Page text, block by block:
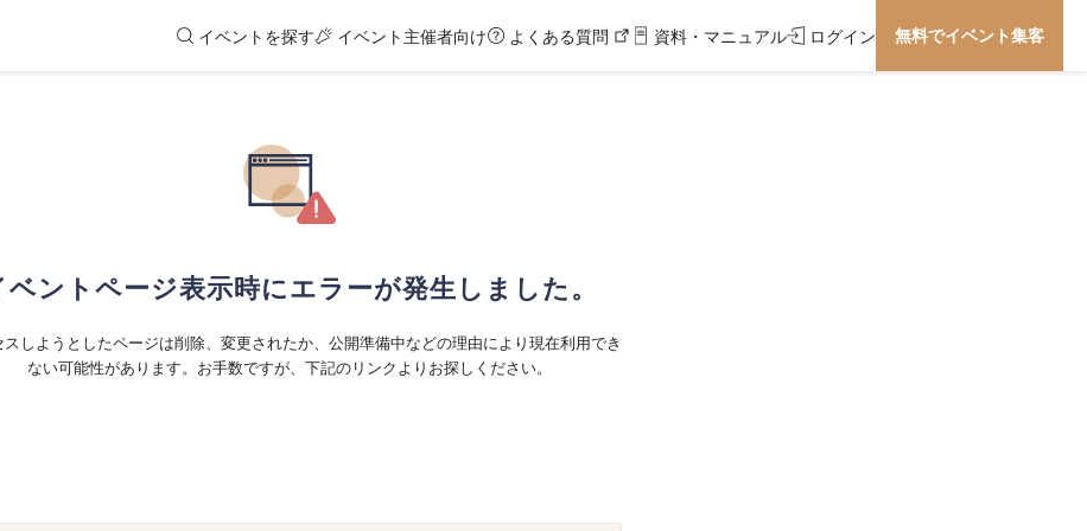
イベントを探す イベント主催者向け よくある質問 資料・マニュアル ログイン 無料でイベント集客
ベントページ表示時にエラーが発生しました。
スしようとしたページは削除、変更されたか、公開準備中などの理由により現在利用でき
ない可能性があります。お手数ですが、下記のリンクよりお探しください。